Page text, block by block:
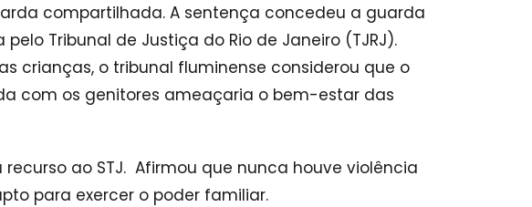
compartilhada. A sentença concedeu a guarda
Tribunal de Justiça do Rio de Janeiro (TJRJ).
crianças, o tribunal fluminense considerou que o
com os genitores ameaçaria o bem-estar das
ao STJ. Afirmou que nunca houve violência
para exercer o poder familiar.